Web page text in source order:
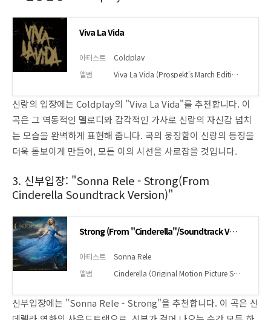
Viva La Vida
아티스트
Coldplay
앨범
Viva La Vida (Prospekt's March Edition)
신랑의 입장에는 Coldplay의 "Viva La Vida"를 추천합니다. 이
곡은 그 역동적인 멜로디와 감각적인 가사로 신랑의 자신감 넘치
는 모습을 완벽하게 표현해 줍니다. 곡의 웅장함이 신랑의 등장을
더욱 돋보이게 만들어, 모든 이의 시선을 사로잡을 것입니다.
3. 신부입장: "Sonna Rele - Strong(From
Cinderella Soundtrack Version)"
Strong (From "Cinderella"/Soundtrack Version)
아티스트
Sonna Rele
앨범
Cinderella (Original Motion Picture Soundtrack)
신부입장에는 "Sonna Rele - Strong"을 추천합니다. 이 곡은 신